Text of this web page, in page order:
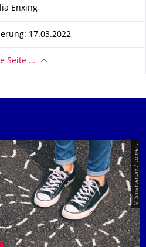
Enxing
17.03.2022
Seite …
© Smarterpix / tomert